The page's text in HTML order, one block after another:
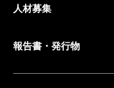
人材募集
報告書・発行物